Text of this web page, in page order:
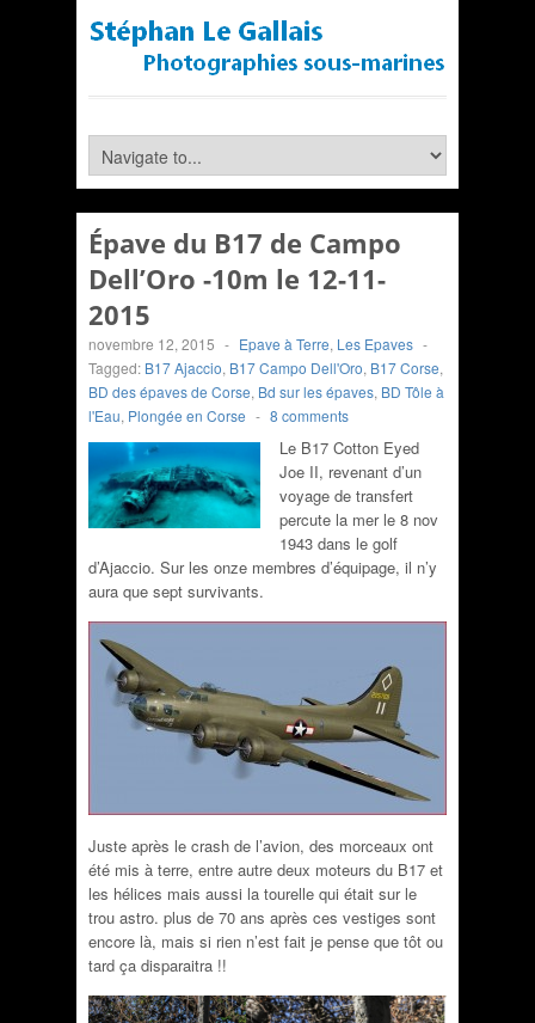
Épave du B17 de Campo
Dell’Oro -10m le 12-11-
2015
novembre 12, 2015 - Epave à Terre, Les Epaves -
Tagged: B17 Ajaccio, B17 Campo Dell'Oro, B17 Corse,
BD des épaves de Corse, Bd sur les épaves, BD Tôle à
l'Eau, Plongée en Corse - 8 comments
Le B17 Cotton Eyed
Joe II, revenant d’un
voyage de transfert
percute la mer le 8 nov
1943 dans le golf
d’Ajaccio. Sur les onze membres d’équipage, il n’y
aura que sept survivants.
Juste après le crash de l’avion, des morceaux ont
été mis à terre, entre autre deux moteurs du B17 et
les hélices mais aussi la tourelle qui était sur le
trou astro. plus de 70 ans après ces vestiges sont
encore là, mais si rien n’est fait je pense que tôt ou
tard ça disparaitra !!